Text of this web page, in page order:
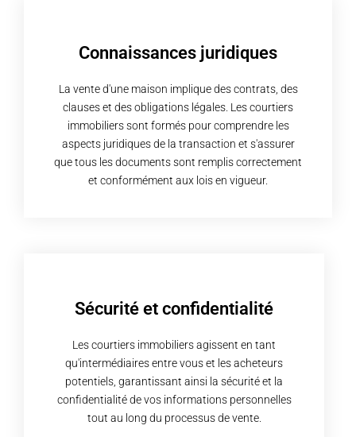
Connaissances juridiques
La vente d'une maison implique des contrats, des
clauses et des obligations légales. Les courtiers
immobiliers sont formés pour comprendre les
aspects juridiques de la transaction et s'assurer
que tous les documents sont remplis correctement
et conformément aux lois en vigueur.
Sécurité et confidentialité
Les courtiers immobiliers agissent en tant
qu'intermédiaires entre vous et les acheteurs
potentiels, garantissant ainsi la sécurité et la
confidentialité de vos informations personnelles
tout au long du processus de vente.